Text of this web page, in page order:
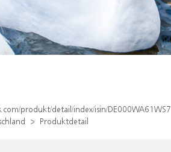
produkt/detail/index/isin/DE000WA61WS7
Produktdetail